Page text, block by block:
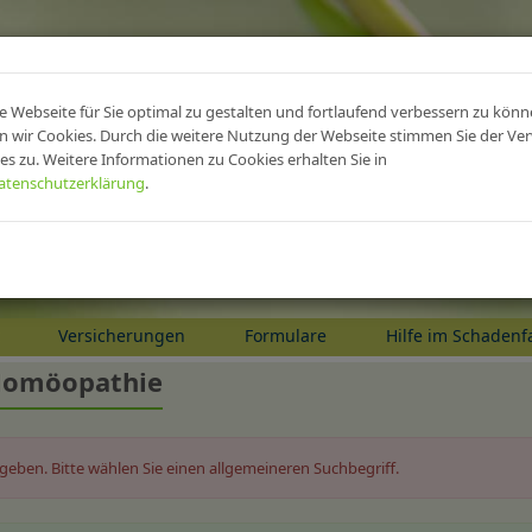
fürs
Beste aus zwei Welten, mit
Beratung
und Finanzen
Versicherungen Formulare Hilfe im
Bitte wählen Sie einen allgemeineren Suchbegriff.
Webseite für Sie optimal zu gestalten und fortlaufend verbessern zu
wir Cookies. Durch die weitere Nutzung der Webseite stimmen Sie der
zu. Weitere Informationen zu Cookies erhalten Sie in
.